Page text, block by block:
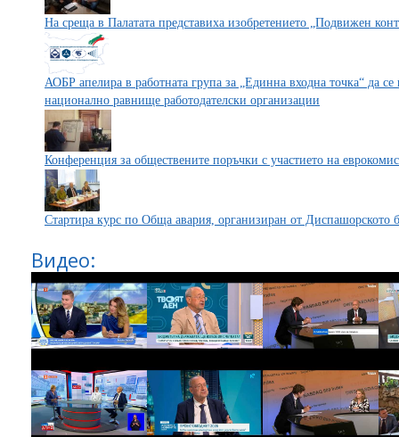
На среща в Палатата представиха изобретението „Подвижен
АОБР апелира в работната група за „Единна входна точка“ да се
национално равнище работодателски организации
Конференция за обществените поръчки с участието на
Стартира курс по Обща авария, организиран от
Видео: